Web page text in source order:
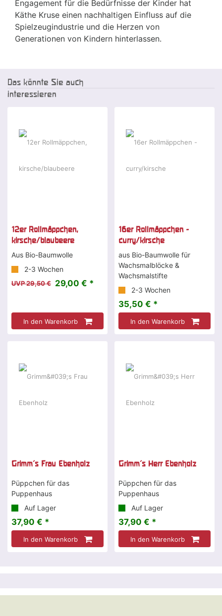
Engagement für die Bedürfnisse der Kinder hat
Käthe Kruse einen nachhaltigen Einfluss auf die
Spielzeugindustrie und die Herzen von
Generationen von Kindern hinterlassen.
Das könnte Sie auch
interessieren
12er Rollmäppchen,
kirsche/blaubeere
Aus Bio-Baumwolle
2-3 Wochen
UVP 29,50 € 29,00 € *
In den Warenkorb
16er Rollmäppchen -
curry/kirsche
aus Bio-Baumwolle für
Wachsmalblöcke &
Wachsmalstifte
2-3 Wochen
35,50 € *
In den Warenkorb
Grimm's Frau Ebenholz
Püppchen für das
Puppenhaus
Auf Lager
37,90 € *
In den Warenkorb
Grimm's Herr Ebenholz
Püppchen für das
Puppenhaus
Auf Lager
37,90 € *
In den Warenkorb